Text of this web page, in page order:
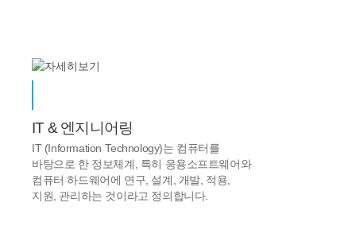
IT & 엔지니어링
IT (Information Technology)는 컴퓨터를
바탕으로 한 정보체계, 특히 응용소프트웨어와
컴퓨터 하드웨어에 연구, 설계, 개발, 적용,
지원, 관리하는 것이라고 정의합니다.